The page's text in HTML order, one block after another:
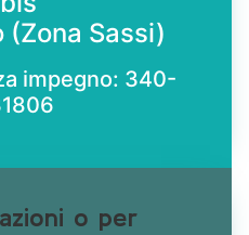
(Zona Sassi)
impegno: 340-
o per